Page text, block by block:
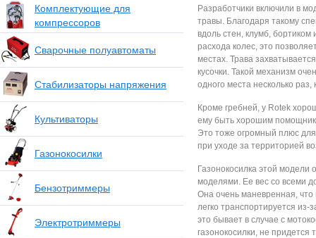
Комплектующие для
компрессоров
Сварочные полуавтоматы
Стабилизаторы напряжения
Культиваторы
Газонокосилки
Бензотриммеры
Электротриммеры
Разработчики включили в
травы. Благодаря такому
вдоль стен, клумб,
расхода колес, это
местах. Трава
кусочки. Такой механизм
одного места несколько
Кроме гребней, у Rotek
ему быть хорошим
Это тоже огромный плюс для
при уходе за территорией
Газонокосилка этой модели
моделями. Ее вес со всеми
Она очень маневренная, что
легко транспортируется из-
это бывает в случае с
газонокосилки, не придется